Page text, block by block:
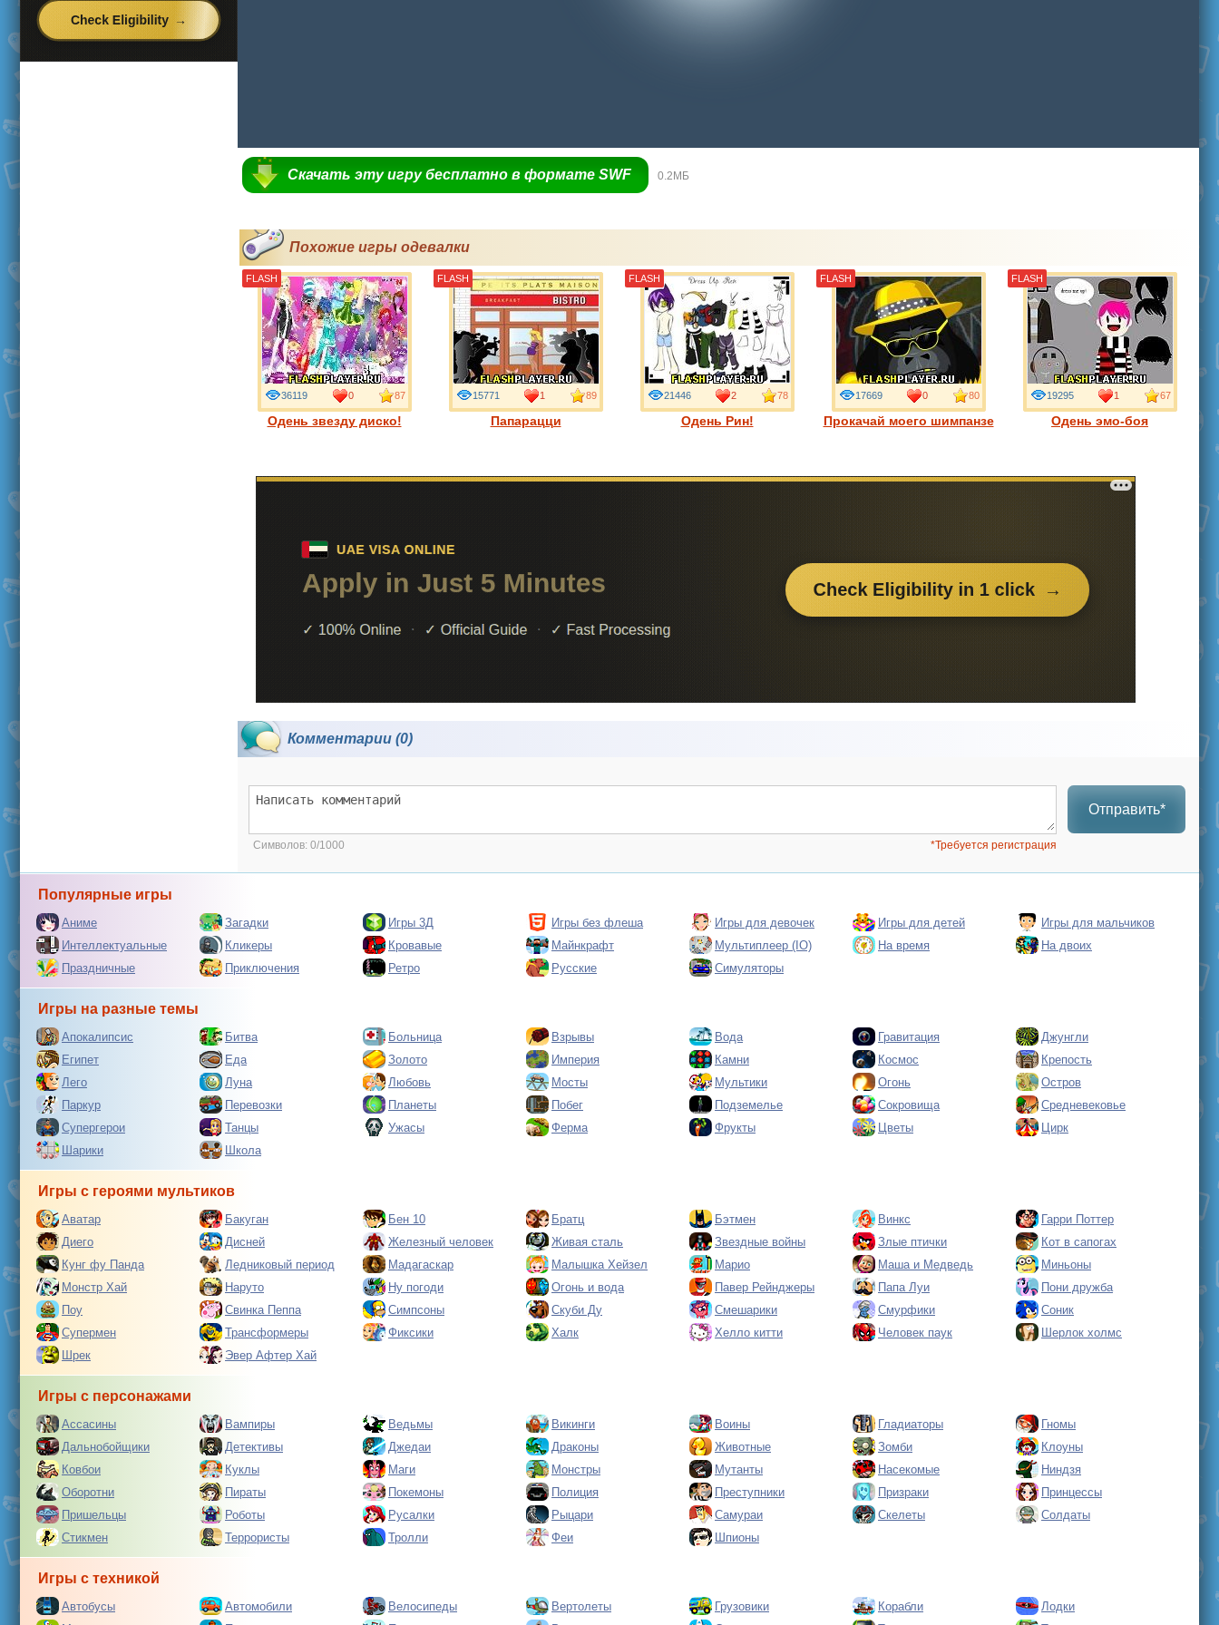
Скачать эту игру бесплатно в формате SWF 0.2МБ
Похожие игры одевалки
Одень звезду диско!
36119 0 87
FLASH
Папарацци
15771 1 89
FLASH
Одень Рин!
21446 2 78
FLASH
Прокачай моего шимпанзе
17669 0 80
FLASH
Одень эмо-боя
19295 1 67
FLASH
Комментарии (0)
Отправить*
Символов: 0/1000 *Требуется регистрация
Популярные игры
Аниме Загадки Игры 3Д Игры без флеша Игры для девочек Игры для детей
Игры для мальчиков
Интеллектуальные
Кликеры Кровавые Майнкрафт Мультиплеер (IO) На время
На двоих
Праздничные
Приключения Ретро Русские Симуляторы
Игры на разные темы
Апокалипсис Битва Больница Взрывы Вода Гравитация
Джунгли
Египет
Еда Золото Империя Камни Космос
Крепость
Лего
Луна Любовь Мосты Мультики Огонь
Остров
Паркур
Перевозки Планеты Побег Подземелье Сокровища
Средневековье
Супергерои
Танцы Ужасы Ферма Фрукты Цветы
Цирк
Шарики
Школа
Игры с героями мультиков
Аватар Бакуган Бен 10 Братц Бэтмен Винкс
Гарри Поттер
Диего
Дисней Железный человек Живая сталь Звездные войны Злые птички
Кот в сапогах
Кунг фу Панда
Ледниковый период Мадагаскар Малышка Хейзел Марио Маша и Медведь
Миньоны
Монстр Хай
Наруто Ну погоди Огонь и вода Павер Рейнджеры Папа Луи
Пони дружба
Поу
Свинка Пеппа Симпсоны Скуби Ду Смешарики Смурфики
Соник
Супермен
Трансформеры Фиксики Халк Хелло китти Человек паук
Шерлок холмс
Шрек
Эвер Афтер Хай
Игры с персонажами
Ассасины Вампиры Ведьмы Викинги Воины Гладиаторы
Гномы
Дальнобойщики
Детективы Джедаи Драконы Животные Зомби
Клоуны
Ковбои
Куклы Маги Монстры Мутанты Насекомые
Ниндзя
Оборотни
Пираты Покемоны Полиция Преступники Призраки
Принцессы
Пришельцы
Роботы Русалки Рыцари Самураи Скелеты
Солдаты
Стикмен
Террористы Тролли Феи Шпионы
Игры с техникой
Автобусы Автомобили Велосипеды Вертолеты Грузовики Корабли
Лодки